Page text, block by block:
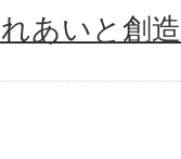
あいと創